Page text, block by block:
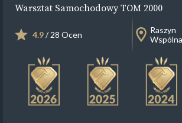
Warsztat Samochodowy TOM 2000
4.9/ 28 Ocen
Raszyn